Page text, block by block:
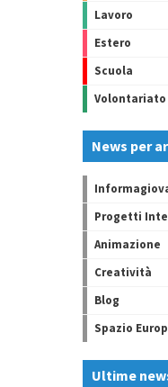
Lavoro
Estero
Scuola
Volontariato
News per
Progetti
Animazione
Creatività
Blog
Spazio
Ultime